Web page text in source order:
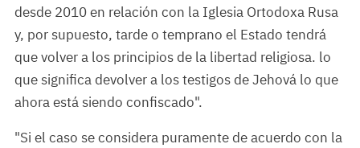
desde 2010 en relación con la Iglesia Ortodoxa Rusa
y, por supuesto, tarde o temprano el Estado tendrá
que volver a los principios de la libertad religiosa. lo
que significa devolver a los testigos de Jehová lo que
ahora está siendo confiscado".
"Si el caso se considera puramente de acuerdo con la